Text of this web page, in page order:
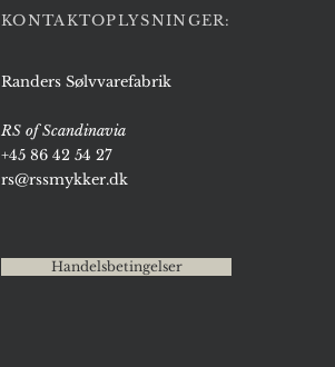
KONTAKTOPLYSNINGER:
Randers Sølvvarefabrik
RS of Scandinavia
+45 86 42 54 27
rs@rssmykker.dk
Handelsbetingelser